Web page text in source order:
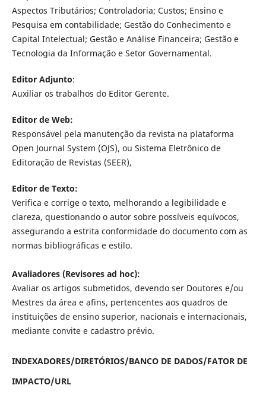
Aspectos Tributários; Controladoria; Custos; Ensino e
Pesquisa em contabilidade; Gestão do Conhecimento e
Capital Intelectual; Gestão e Análise Financeira; Gestão e
Tecnologia da Informação e Setor Governamental.
Editor Adjunto:
Auxiliar os trabalhos do Editor Gerente.
Editor de Web:
Responsável pela manutenção da revista na plataforma
Open Journal System (OJS), ou Sistema Eletrônico de
Editoração de Revistas (SEER),
Editor de Texto:
Verifica e corrige o texto, melhorando a legibilidade e
clareza, questionando o autor sobre possíveis equívocos,
assegurando a estrita conformidade do documento com as
normas bibliográficas e estilo.
Avaliadores (Revisores ad hoc):
Avaliar os artigos submetidos, devendo ser Doutores e/ou
Mestres da área e afins, pertencentes aos quadros de
instituições de ensino superior, nacionais e internacionais,
mediante convite e cadastro prévio.
INDEXADORES/DIRETÓRIOS/BANCO DE DADOS/FATOR DE
IMPACTO/URL